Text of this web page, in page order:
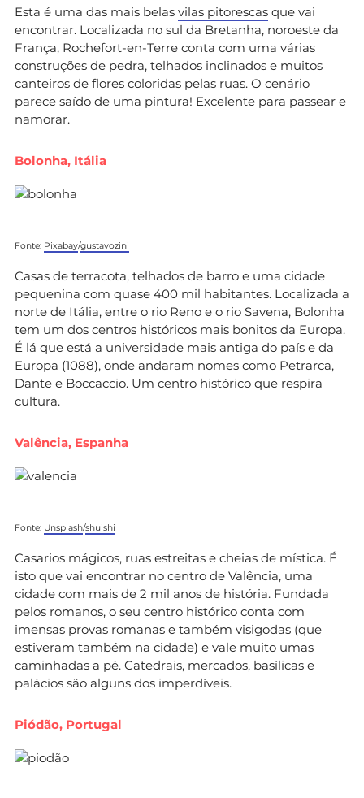
Esta é uma das mais belas vilas pitorescas que vai
encontrar. Localizada no sul da Bretanha, noroeste da
França, Rochefort-en-Terre conta com uma várias
construções de pedra, telhados inclinados e muitos
canteiros de flores coloridas pelas ruas. O cenário
parece saído de uma pintura! Excelente para passear e
namorar.
Bolonha, Itália
Fonte: Pixabay/gustavozini
Casas de terracota, telhados de barro e uma cidade
pequenina com quase 400 mil habitantes. Localizada a
norte de Itália, entre o rio Reno e o rio Savena, Bolonha
tem um dos centros históricos mais bonitos da Europa.
É lá que está a universidade mais antiga do país e da
Europa (1088), onde andaram nomes como Petrarca,
Dante e Boccaccio. Um centro histórico que respira
cultura.
Valência, Espanha
Fonte: Unsplash/shuishi
Casarios mágicos, ruas estreitas e cheias de mística. É
isto que vai encontrar no centro de Valência, uma
cidade com mais de 2 mil anos de história. Fundada
pelos romanos, o seu centro histórico conta com
imensas provas romanas e também visigodas (que
estiveram também na cidade) e vale muito umas
caminhadas a pé. Catedrais, mercados, basílicas e
palácios são alguns dos imperdíveis.
Piódão, Portugal